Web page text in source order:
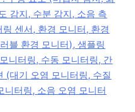
감지, 수분 감지, 소음 측
센서, 환경 모니터, 환경
블 환경 모니터), 샘플링
니터링, 수동 모니터링, 간
(대기 오염 모니터링, 수질
니터링, 소음 오염 모니터